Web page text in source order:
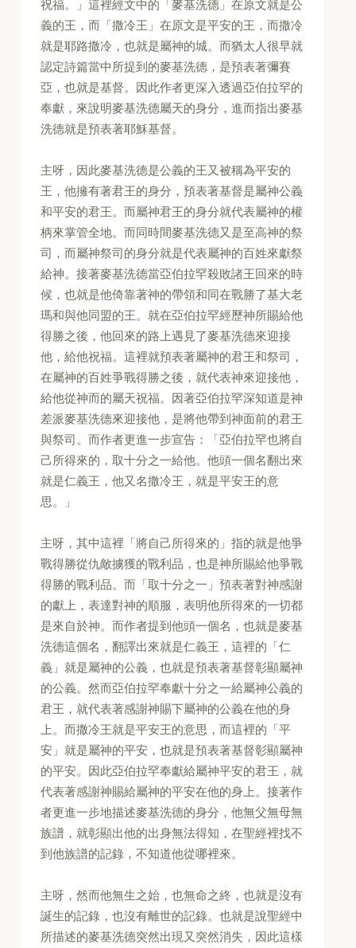
祝福。」這裡經文中的「麥基洗德」在原文就是公
義的王，而「撒冷王」在原文是平安的王，而撒冷
就是耶路撒冷，也就是屬神的城。而猶太人很早就
認定詩篇當中所提到的麥基洗德，是預表著彌賽
亞，也就是基督。因此作者更深入透過亞伯拉罕的
奉獻，來說明麥基洗德屬天的身分，進而指出麥基
洗德就是預表著耶穌基督。
主呀，因此麥基洗德是公義的王又被稱為平安的
王，他擁有著君王的身分，預表著基督是屬神公義
和平安的君王。而屬神君王的身分就代表屬神的權
柄來掌管全地。而同時間麥基洗德又是至高神的祭
司，而屬神祭司的身分就是代表屬神的百姓來獻祭
給神。接著麥基洗德當亞伯拉罕殺敗諸王回來的時
候，也就是他倚靠著神的帶領和同在戰勝了基大老
瑪和與他同盟的王。就在亞伯拉罕經歷神所賜給他
得勝之後，他回來的路上遇見了麥基洗德來迎接
他，給他祝福。這裡就預表著屬神的君王和祭司，
在屬神的百姓爭戰得勝之後，就代表神來迎接他，
給他從神而的屬天祝福。因著亞伯拉罕深知道是神
差派麥基洗德來迎接他，是將他帶到神面前的君王
與祭司。而作者更進一步宣告：「亞伯拉罕也將自
己所得來的，取十分之一給他。他頭一個名翻出來
就是仁義王，他又名撒冷王，就是平安王的意
思。」
主呀，其中這裡「將自己所得來的」指的就是他爭
戰得勝從仇敵擄獲的戰利品，也是神所賜給他爭戰
得勝的戰利品。而「取十分之一」預表著對神感謝
的獻上，表達對神的順服，表明他所得來的一切都
是來自於神。而作者提到他頭一個名，也就是麥基
洗德這個名，翻譯出來就是仁義王，這裡的「仁
義」就是屬神的公義，也就是預表著基督彰顯屬神
的公義。然而亞伯拉罕奉獻十分之一給屬神公義的
君王，就代表著感謝神賜下屬神的公義在他的身
上。而撒冷王就是平安王的意思，而這裡的「平
安」就是屬神的平安，也就是預表著基督彰顯屬神
的平安。因此亞伯拉罕奉獻給屬神平安的君王，就
代表著感謝神賜給屬神的平安在他的身上。接著作
者更進一步地描述麥基洗德的身分，他無父無母無
族譜，就彰顯出他的出身無法得知，在聖經裡找不
到他族譜的記錄，不知道他從哪裡來。
主呀，然而他無生之始，也無命之終，也就是沒有
誕生的記錄，也沒有離世的記錄。也就是說聖經中
所描述的麥基洗德突然出現又突然消失，因此這樣